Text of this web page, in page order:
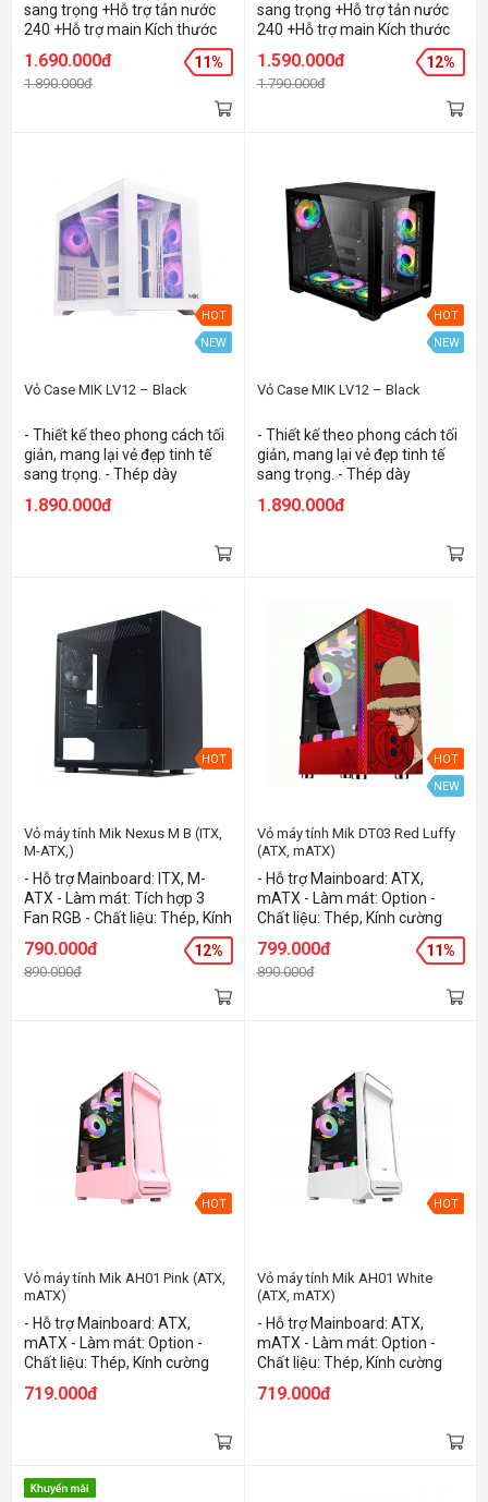
sang trọng +Hỗ trợ tản nước
240 +Hỗ trợ main Kích thước
tới ATX +Thiết kế AIR FLOW
cực tốt +Hỗ trợ 8 quạt làm
mát 120
1.690.000đ
1.890.000đ
11%
sang trọng +Hỗ trợ tản nước
240 +Hỗ trợ main Kích thước
tới ATX +Thiết kế AIR FLOW
cực tốt +Hỗ trợ 8 quạt làm
mát 120
1.590.000đ
1.790.000đ
12%
HOT
NEW
Vỏ Case MIK LV12 – Black
- Thiết kế theo phong cách tối
giản, mang lại vẻ đẹp tinh tế
sang trọng. - Thép dày
cao cấp dạng trượt. - Mặt
1.890.000đ
HOT
NEW
Vỏ Case MIK LV12 – Black
- Thiết kế theo phong cách tối
giản, mang lại vẻ đẹp tinh tế
sang trọng. - Thép dày
cao cấp dạng trượt. - Mặt
1.890.000đ
HOT
Vỏ máy tính Mik Nexus M B (ITX,
M-ATX,)
- Hỗ trợ Mainboard: ITX, M-
ATX - Làm mát: Tích hợp 3
Fan RGB - Chất liệu: Thép, Kính
cường lực, Nhựa - Màu sắc:
Black
790.000đ
890.000đ
12%
HOT
NEW
Vỏ máy tính Mik DT03 Red Luffy
(ATX, mATX)
- Hỗ trợ Mainboard: ATX,
mATX - Làm mát: Option -
Chất liệu: Thép, Kính cường
lực, Nhựa - Màu sắc: Red
799.000đ
890.000đ
11%
HOT
Vỏ máy tính Mik AH01 Pink (ATX,
mATX)
- Hỗ trợ Mainboard: ATX,
mATX - Làm mát: Option -
Chất liệu: Thép, Kính cường
719.000đ
HOT
Vỏ máy tính Mik AH01 White
(ATX, mATX)
- Hỗ trợ Mainboard: ATX,
mATX - Làm mát: Option -
Chất liệu: Thép, Kính cường
719.000đ